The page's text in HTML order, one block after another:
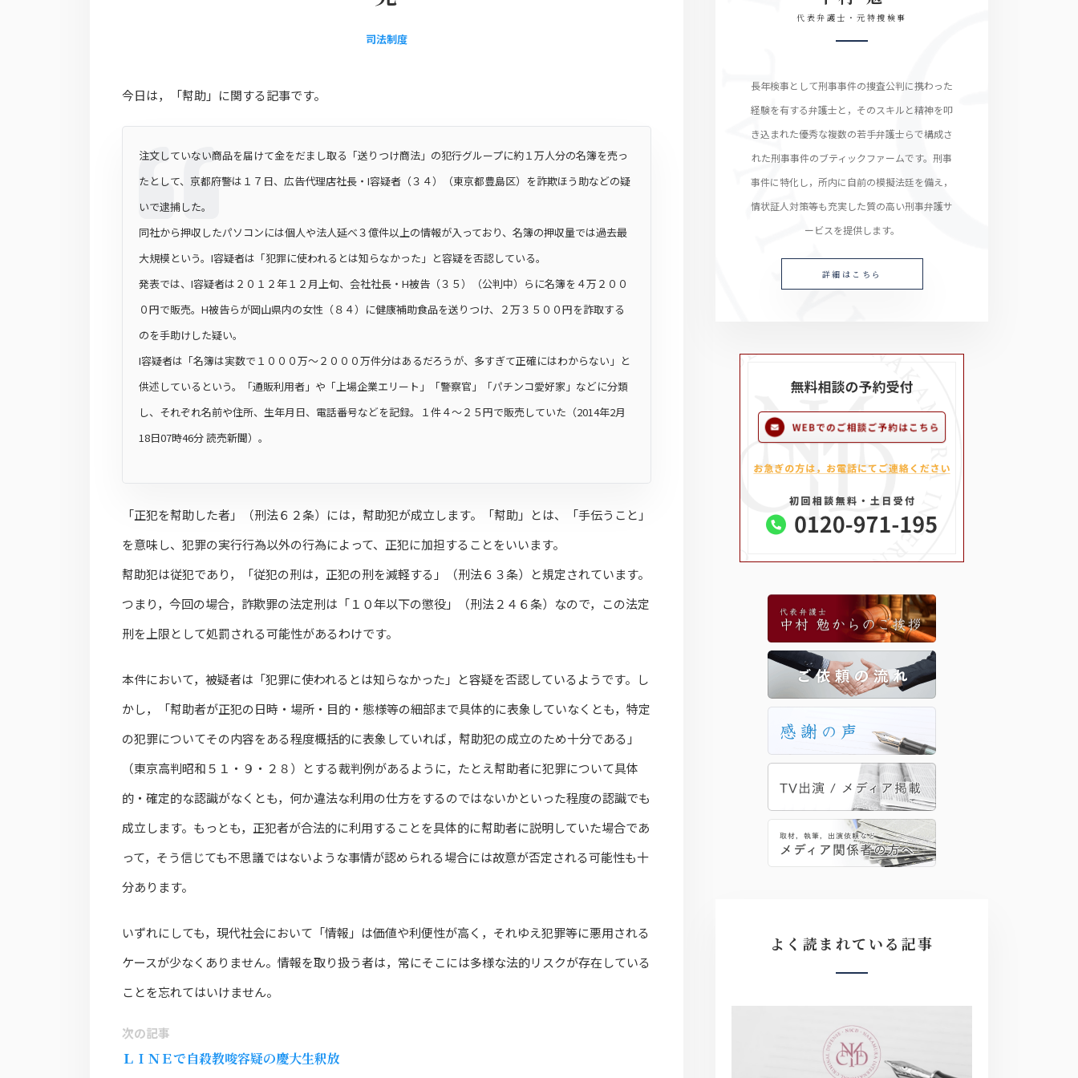
司法制度
今日は，「幇助」に関する記事です。
注文していない商品を届けて金をだまし取る「送りつけ商法」の犯行グループに約１万人分の名簿を売っ
たとして、京都府警は１７日、広告代理店社長・I容疑者（３４）（東京都豊島区）を詐欺ほう助などの疑
いで逮捕した。
同社から押収したパソコンには個人や法人延べ３億件以上の情報が入っており、名簿の押収量では過去最
大規模という。I容疑者は「犯罪に使われるとは知らなかった」と容疑を否認している。
発表では、I容疑者は２０１２年１２月上旬、会社社長・H被告（３５）（公判中）らに名簿を４万２００
０円で販売。H被告らが岡山県内の女性（８４）に健康補助食品を送りつけ、２万３５００円を詐取する
のを手助けした疑い。
I容疑者は「名簿は実数で１０００万～２０００万件分はあるだろうが、多すぎて正確にはわからない」と
供述しているという。「通販利用者」や「上場企業エリート」「警察官」「パチンコ愛好家」などに分類
し、それぞれ名前や住所、生年月日、電話番号などを記録。１件４～２５円で販売していた（2014年2月
18日07時46分 読売新聞）。
「正犯を幇助した者」（刑法６２条）には，幇助犯が成立します。「幇助」とは、「手伝うこと」
を意味し、犯罪の実行行為以外の行為によって、正犯に加担することをいいます。
幇助犯は従犯であり，「従犯の刑は，正犯の刑を減軽する」（刑法６３条）と規定されています。
つまり，今回の場合，詐欺罪の法定刑は「１０年以下の懲役」（刑法２４６条）なので，この法定
刑を上限として処罰される可能性があるわけです。
本件において，被疑者は「犯罪に使われるとは知らなかった」と容疑を否認しているようです。し
かし，「幇助者が正犯の日時・場所・目的・態様等の細部まで具体的に表象していなくとも，特定
の犯罪についてその内容をある程度概括的に表象していれば，幇助犯の成立のため十分である」
（東京高判昭和５１・９・２８）とする裁判例があるように，たとえ幇助者に犯罪について具体
的・確定的な認識がなくとも，何か違法な利用の仕方をするのではないかといった程度の認識でも
成立します。もっとも，正犯者が合法的に利用することを具体的に幇助者に説明していた場合であ
って，そう信じても不思議ではないような事情が認められる場合には故意が否定される可能性も十
分あります。
いずれにしても，現代社会において「情報」は価値や利便性が高く，それゆえ犯罪等に悪用される
ケースが少なくありません。情報を取り扱う者は，常にそこには多様な法的リスクが存在している
ことを忘れてはいけません。
次の記事
ＬＩＮＥで自殺教唆容疑の慶大生釈放
代表弁護士・元特捜検事
長年検事として刑事事件の捜査公判に携わった
経験を有する弁護士と，そのスキルと精神を叩
き込まれた優秀な複数の若手弁護士らで構成さ
れた刑事事件のブティックファームです。刑事
事件に特化し，所内に自前の模擬法廷を備え，
情状証人対策等も充実した質の高い刑事弁護サ
ービスを提供します。
詳細はこちら
よく読まれている記事